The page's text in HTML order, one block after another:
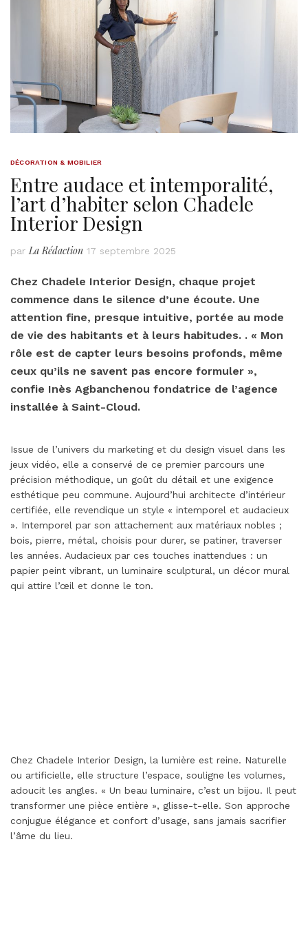
DÉCORATION & MOBILIER
Entre audace et intemporalité,
l’art d’habiter selon Chadele
Interior Design
parLa Rédaction 17 septembre 2025
Chez Chadele Interior Design, chaque projet
commence dans le silence d’une écoute. Une
attention fine, presque intuitive, portée au mode
de vie des habitants et à leurs habitudes. . « Mon
rôle est de capter leurs besoins profonds, même
ceux qu’ils ne savent pas encore formuler »,
confie Inès Agbanchenou fondatrice de l’agence
installée à Saint-Cloud.
Issue de l’univers du marketing et du design visuel dans les
jeux vidéo, elle a conservé de ce premier parcours une
précision méthodique, un goût du détail et une exigence
esthétique peu commune. Aujourd’hui architecte d’intérieur
certifiée, elle revendique un style « intemporel et audacieux
». Intemporel par son attachement aux matériaux nobles ;
bois, pierre, métal, choisis pour durer, se patiner, traverser
les années. Audacieux par ces touches inattendues : un
papier peint vibrant, un luminaire sculptural, un décor mural
qui attire l’œil et donne le ton.
Chez Chadele Interior Design, la lumière est reine. Naturelle
ou artificielle, elle structure l’espace, souligne les volumes,
adoucit les angles. « Un beau luminaire, c’est un bijou. Il peut
transformer une pièce entière », glisse-t-elle. Son approche
conjugue élégance et confort d’usage, sans jamais sacrifier
l’âme du lieu.